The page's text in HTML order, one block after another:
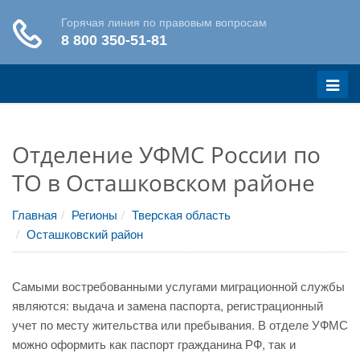
Меню
Отделение УФМС России по
ТО в Осташковском районе
Главная Регионы
Тверская область
Осташковский район
Самыми востребованными услугами миграционной службы
являются: выдача и замена паспорта, регистрационный
учет по месту жительства или пребывания. В отделе УФМС
можно оформить как паспорт гражданина РФ, так и